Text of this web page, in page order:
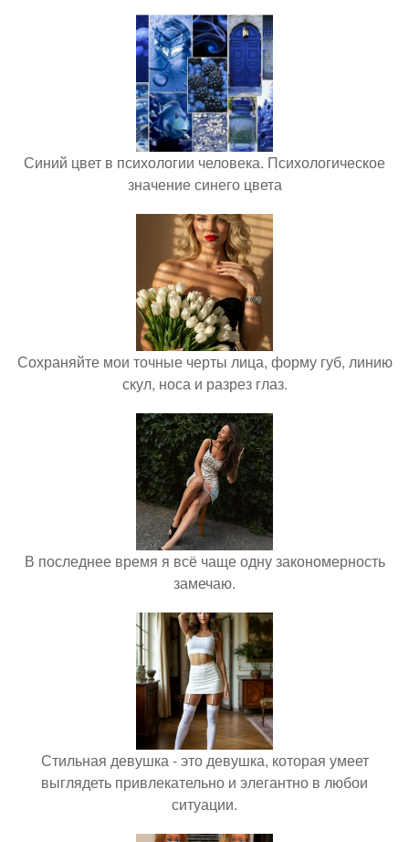
Синий цвет в психологии человека. Психологическое
значение синего цвета
Сохраняйте мои точные черты лица, форму губ, линию
скул, носа и разрез глаз.
В последнее время я всё чаще одну закономерность
замечаю.
Стильная девушка - это девушка, которая умеет
выглядеть привлекательно и элегантно в любои
ситуации.